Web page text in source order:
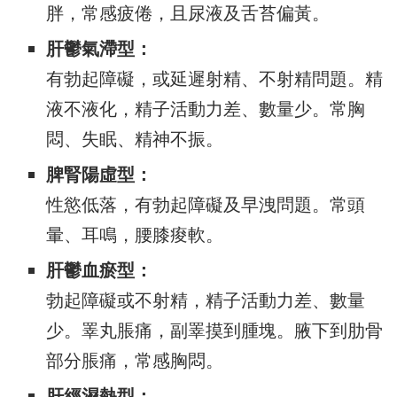
胖，常感疲倦，且尿液及舌苔偏黃。
肝鬱氣滯型：
有勃起障礙，或延遲射精、不射精問題。精
液不液化，精子活動力差、數量少。常胸
悶、失眠、精神不振。
脾腎陽虛型：
性慾低落，有勃起障礙及早洩問題。常頭
暈、耳鳴，腰膝痠軟。
肝鬱血瘀型：
勃起障礙或不射精，精子活動力差、數量
少。睪丸脹痛，副睪摸到腫塊。腋下到肋骨
部分脹痛，常感胸悶。